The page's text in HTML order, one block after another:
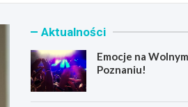
Aktualności
Emocje na
Poznaniu!